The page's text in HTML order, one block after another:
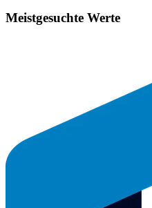
Meistgesuchte Werte